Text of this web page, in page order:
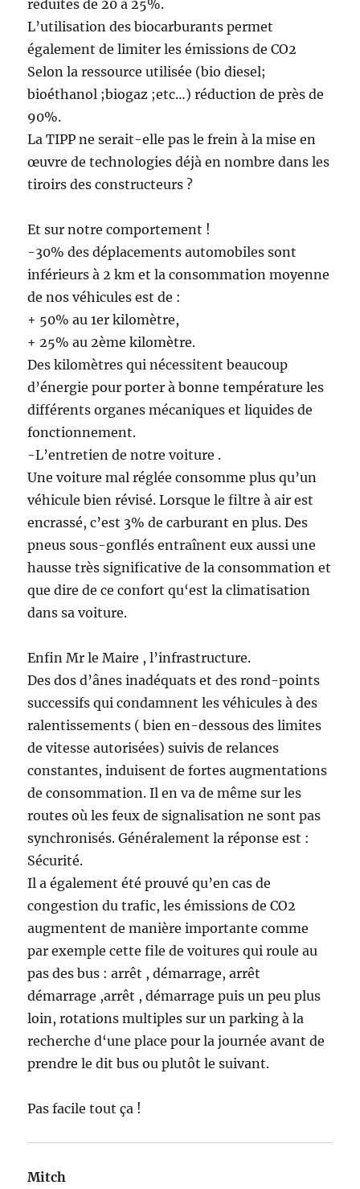
réduites de 20 à 25%.
L’utilisation des biocarburants permet
également de limiter les émissions de CO2
Selon la ressource utilisée (bio diesel;
bioéthanol ;biogaz ;etc…) réduction de près de
90%.
La TIPP ne serait-elle pas le frein à la mise en
œuvre de technologies déjà en nombre dans les
tiroirs des constructeurs ?
Et sur notre comportement !
-30% des déplacements automobiles sont
inférieurs à 2 km et la consommation moyenne
de nos véhicules est de :
+ 50% au 1er kilomètre,
+ 25% au 2ème kilomètre.
Des kilomètres qui nécessitent beaucoup
d’énergie pour porter à bonne température les
différents organes mécaniques et liquides de
fonctionnement.
-L’entretien de notre voiture .
Une voiture mal réglée consomme plus qu’un
véhicule bien révisé. Lorsque le filtre à air est
encrassé, c’est 3% de carburant en plus. Des
pneus sous-gonflés entraînent eux aussi une
hausse très significative de la consommation et
que dire de ce confort qu‘est la climatisation
dans sa voiture.
Enfin Mr le Maire , l’infrastructure.
Des dos d’ânes inadéquats et des rond-points
successifs qui condamnent les véhicules à des
ralentissements ( bien en-dessous des limites
de vitesse autorisées) suivis de relances
constantes, induisent de fortes augmentations
de consommation. Il en va de même sur les
routes où les feux de signalisation ne sont pas
synchronisés. Généralement la réponse est :
Sécurité.
Il a également été prouvé qu’en cas de
congestion du trafic, les émissions de CO2
augmentent de manière importante comme
par exemple cette file de voitures qui roule au
pas des bus : arrêt , démarrage, arrêt
démarrage ,arrêt , démarrage puis un peu plus
loin, rotations multiples sur un parking à la
recherche d‘une place pour la journée avant de
prendre le dit bus ou plutôt le suivant.
Pas facile tout ça !
Mitch